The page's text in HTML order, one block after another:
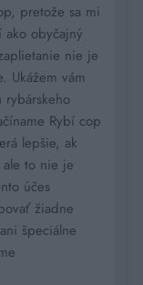
pretože sa mi
ako obyčajný
nie je
Ukážem vám
Rybí cop
lepšie, ak
ale to nie je
účes
žiadne
špeciálne